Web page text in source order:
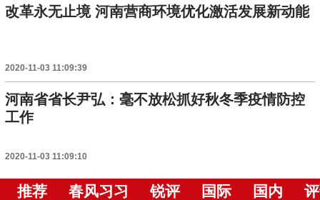
改革永无止境 河南营商环境优化激活发展新动能
2020-11-03 11:09:39
河南省省长尹弘：毫不放松抓好秋冬季疫情防控
工作
2020-11-03 11:09:10
推荐 春风习习 锐评 国际 国内